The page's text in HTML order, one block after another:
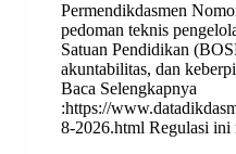
Permendikdasmen
pedoman teknis
Satuan Pendidikan
akuntabilitas, dan
Baca Selengkapnya
:https://
8-2026.html Regulasi